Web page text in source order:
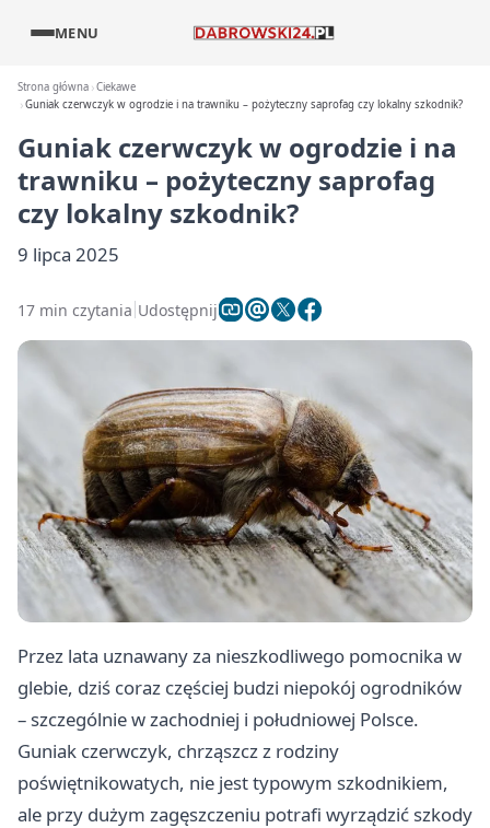
MENU
Strona główna Ciekawe
Guniak czerwczyk w ogrodzie i na trawniku – pożyteczny saprofag czy lokalny szkodnik?
Guniak czerwczyk w ogrodzie i na
trawniku – pożyteczny saprofag
czy lokalny szkodnik?
9 lipca 2025
17 min czytania Udostępnij
Przez lata uznawany za nieszkodliwego pomocnika w
glebie, dziś coraz częściej budzi niepokój ogrodników
– szczególnie w zachodniej i południowej Polsce.
Guniak czerwczyk, chrząszcz z rodziny
poświętnikowatych, nie jest typowym szkodnikiem,
ale przy dużym zagęszczeniu potrafi wyrządzić szkody